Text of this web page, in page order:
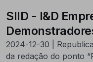
SIID - I&D
2024-12-30 |
da redação do ponto